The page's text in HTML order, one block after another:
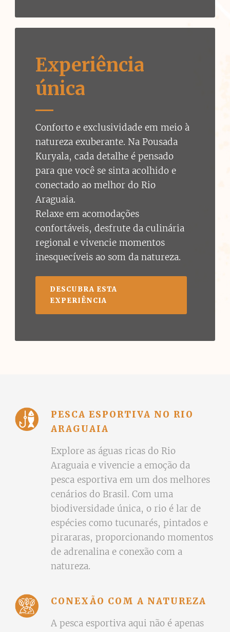
Experiência
única
Conforto e exclusividade em meio à
natureza exuberante. Na Pousada
Kuryala, cada detalhe é pensado
para que você se sinta acolhido e
conectado ao melhor do Rio
Araguaia.
Relaxe em acomodações
confortáveis, desfrute da culinária
regional e vivencie momentos
inesquecíveis ao som da natureza.
DESCUBRA ESTA
EXPERIÊNCIA
PESCA ESPORTIVA NO RIO
ARAGUAIA
Explore as águas ricas do Rio
Araguaia e vivencie a emoção da
pesca esportiva em um dos melhores
cenários do Brasil. Com uma
biodiversidade única, o rio é lar de
espécies como tucunarés, pintados e
pirararas, proporcionando momentos
de adrenalina e conexão com a
natureza.
CONEXÃO COM A NATUREZA
A pesca esportiva aqui não é apenas